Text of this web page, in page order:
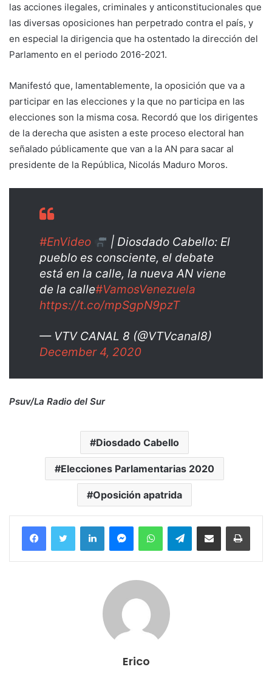
las acciones ilegales, criminales y anticonstitucionales que
las diversas oposiciones han perpetrado contra el país, y
en especial la dirigencia que ha ostentado la dirección del
Parlamento en el periodo 2016-2021.
Manifestó que, lamentablemente, la oposición que va a
participar en las elecciones y la que no participa en las
elecciones son la misma cosa. Recordó que los dirigentes
de la derecha que asisten a este proceso electoral han
señalado públicamente que van a la AN para sacar al
presidente de la República, Nicolás Maduro Moros.
#EnVideo
| Diosdado Cabello: El
pueblo es consciente, el debate
está en la calle, la nueva AN viene
de la calle#VamosVenezuela
https://t.co/mpSgpN9pzT
— VTV CANAL 8 (@VTVcanal8)
December 4, 2020
Psuv/La Radio del Sur
Diosdado Cabello
Elecciones Parlamentarias 2020
Oposición apatrida
FacebookTwitter LinkedInMessengerWhatsAppTelegramCompartir por correo electrónico
Erico